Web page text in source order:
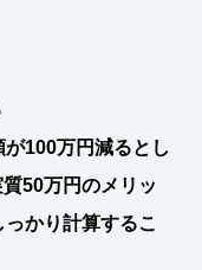
が100万円減るとし
50万円のメリッ
かり計算するこ